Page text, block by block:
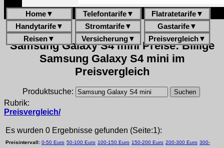
Home▼ Telefontarife▼ Flatratetarife▼
Handytarife▼ Stromtarife▼ Gastarife▼
Reisen▼ Versicherung▼ Preisvergleich▼
Samsung Galaxy S4 mini Preise: Billige
Samsung Galaxy S4 mini im
Preisvergleich
Produktsuche:
Rubrik:
Preisvergleich/
Es wurden 0 Ergebnisse gefunden (Seite:1):
Preisintervall: 0-50 Euro 50-100 Euro 100-150 Euro 150-200 Euro 200-300 Euro 300-